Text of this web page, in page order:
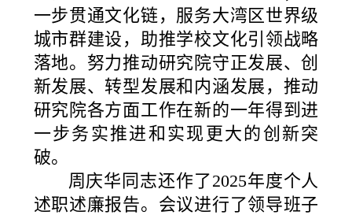
一步贯通文化链，服务大湾区世界级
城市群建设，助推学校文化引领战略
落地。努力推动研究院守正发展、创
新发展、转型发展和内涵发展，推动
研究院各方面工作在新的一年得到进
一步务实推进和实现更大的创新突
破。
周庆华同志还作了2025年度个人
述职述廉报告。会议进行了领导班子